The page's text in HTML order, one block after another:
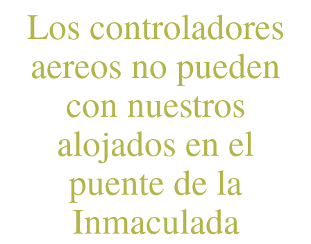
Los controladores
aereos no pueden
con nuestros
alojados en el
puente de la
Inmaculada